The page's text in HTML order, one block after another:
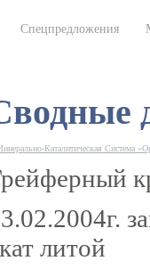
Спецпредложения
Каталитическая Система
литой